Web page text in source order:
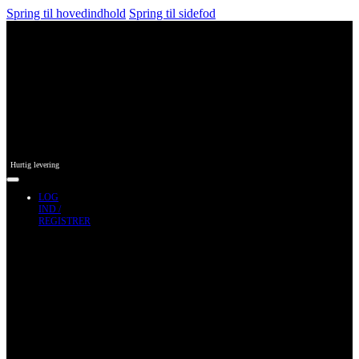
Spring til hovedindhold Spring til sidefod
Hurtig levering
LOG
IND /
REGISTRER